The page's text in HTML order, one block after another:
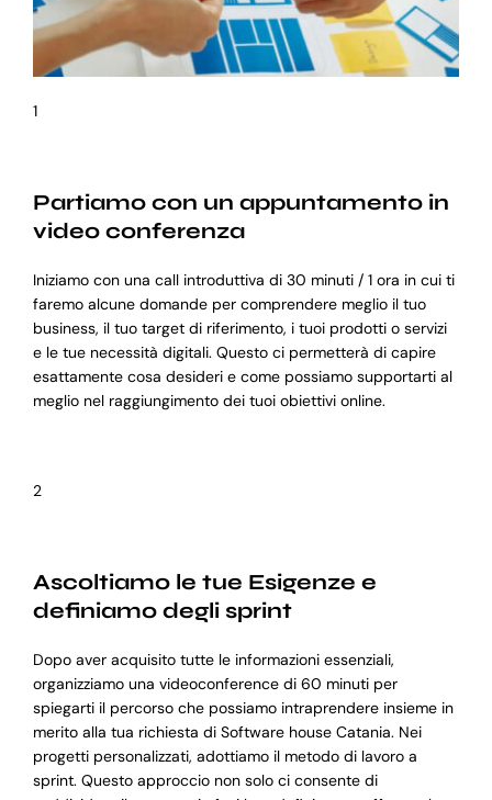
1
Partiamo con un appuntamento in
video conferenza
Iniziamo con una call introduttiva di 30 minuti / 1 ora in cui ti
faremo alcune domande per comprendere meglio il tuo
business, il tuo target di riferimento, i tuoi prodotti o servizi
e le tue necessità digitali. Questo ci permetterà di capire
esattamente cosa desideri e come possiamo supportarti al
meglio nel raggiungimento dei tuoi obiettivi online.
2
Ascoltiamo le tue Esigenze e
definiamo degli sprint
Dopo aver acquisito tutte le informazioni essenziali,
organizziamo una videoconference di 60 minuti per
spiegarti il percorso che possiamo intraprendere insieme in
merito alla tua richiesta di Software house Catania. Nei
progetti personalizzati, adottiamo il metodo di lavoro a
sprint. Questo approccio non solo ci consente di